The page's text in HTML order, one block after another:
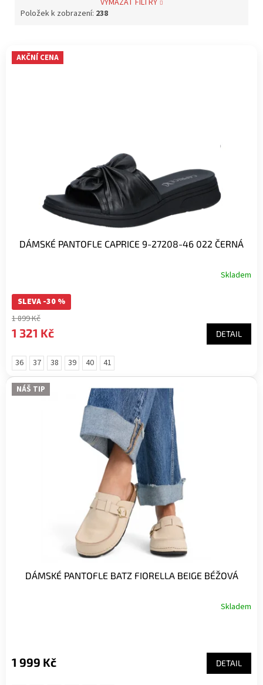
VYMAZAT FILTRY
Položek k zobrazení: 238
V AKČNÍ CENA
DÁMSKÉ PANTOFLE CAPRICE 9-27208-46 022 ČERNÁ
Skladem
SLEVA -30 %
1 899 Kč
1 321 Kč DETAIL
36 37 38 39 40 41
NÁŠ TIP
DÁMSKÉ PANTOFLE BATZ FIORELLA BEIGE BÉŽOVÁ
Skladem
1 999 Kč DETAIL